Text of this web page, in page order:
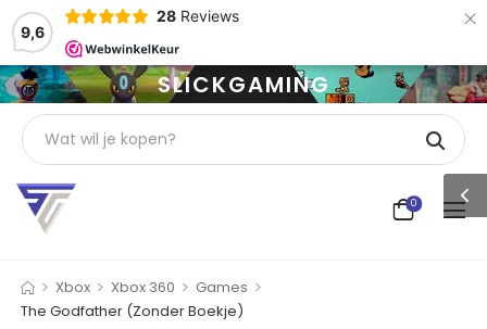
9,6
28 Reviews ×
SLICKGAMING
0
> Xbox > Xbox 360 > Games >
The Godfather (Zonder Boekje)